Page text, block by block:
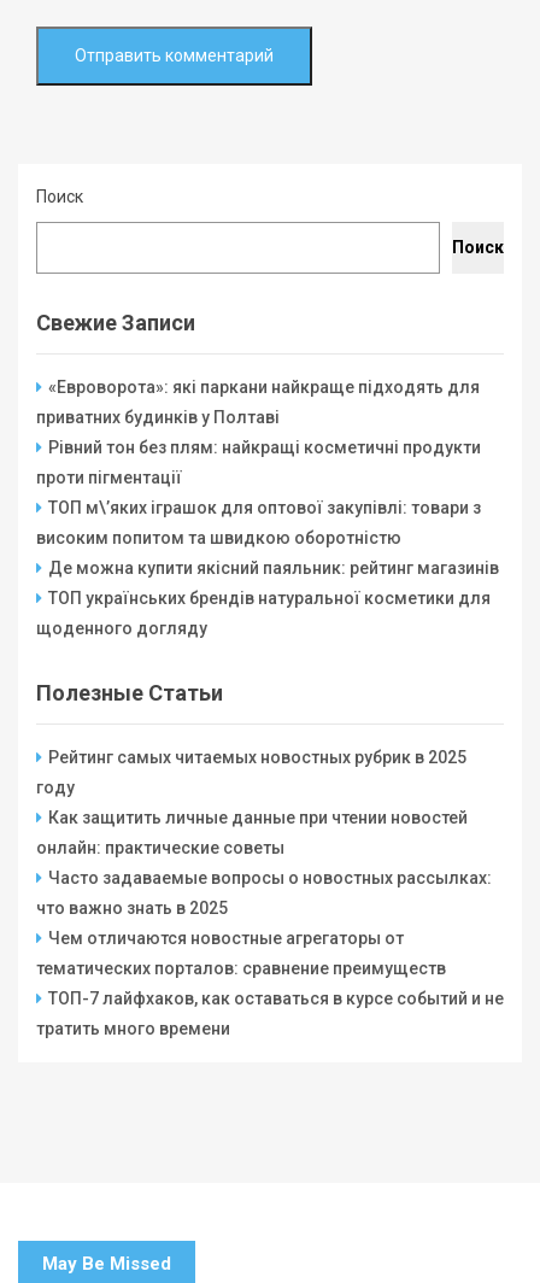
Поиск
Поиск
Свежие Записи
«Евроворота»: які паркани найкраще підходять для
приватних будинків у Полтаві
Рівний тон без плям: найкращі косметичні продукти
проти пігментації
ТОП м\’яких іграшок для оптової закупівлі: товари з
високим попитом та швидкою оборотністю
Де можна купити якісний паяльник: рейтинг магазинів
ТОП українських брендів натуральної косметики для
щоденного догляду
Полезные Статьи
Рейтинг самых читаемых новостных рубрик в 2025
году
Как защитить личные данные при чтении новостей
онлайн: практические советы
Часто задаваемые вопросы о новостных рассылках:
что важно знать в 2025
Чем отличаются новостные агрегаторы от
тематических порталов: сравнение преимуществ
ТОП-7 лайфхаков, как оставаться в курсе событий и не
тратить много времени
May Be Missed